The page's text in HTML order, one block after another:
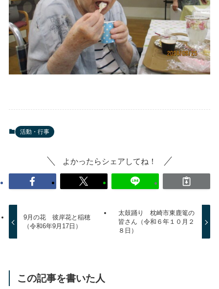
活動・行事
よかったらシェアしてね！
9月の花 彼岸花と稲穂
（令和6年9月17日）
太鼓踊り 枕崎市東鹿篭の
皆さん（令和６年１０月２
８日）
この記事を書いた人